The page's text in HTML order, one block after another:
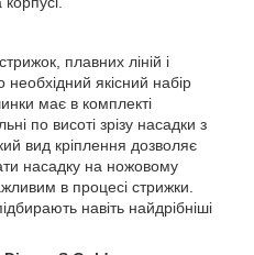
плавних ліній і
якісний набір
має в комплекті
по висоті зрізу насадки з
вид кріплення дозволяє
насадку на ножовому
в процесі стрижки.
навіть найдрібніші